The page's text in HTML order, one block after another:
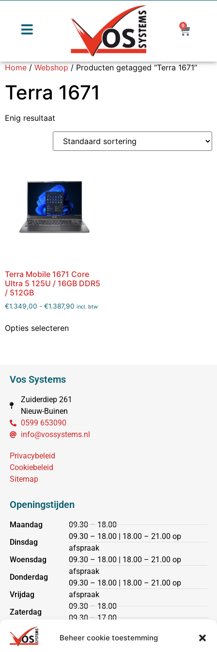
Beheer cookie toestemming
0
Home/Webshop/ Producten getagged “Terra 1671”
Terra 1671
Enig resultaat
Terra Mobile 1671 Core
Ultra 5 125U / 16GB DDR5
/ 512GB
€1.349,00 - €1.387,90 incl. btw
Opties selecteren
Vos Systems
Zuiderdiep 261
Nieuw-Buinen
0599 653090
info@vossystems.nl
Privacybeleid
Cookiebeleid
Sitemap
Openingstijden
Maandag
Dinsdag
Woensdag
Donderdag
Vrijdag
Zaterdag
Zondag
09.30 – 18.00
09.30 – 18.00 | 18.00 – 21.00 op
afspraak
09.30 – 18.00 | 18.00 – 21.00 op
afspraak
09.30 – 18.00 | 18.00 – 21.00 op
afspraak
09.30 – 18.00
09.30 – 17.00